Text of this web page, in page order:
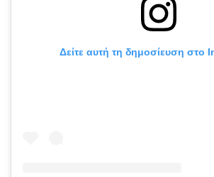
Δείτε αυτή τη δημοσίευση στο